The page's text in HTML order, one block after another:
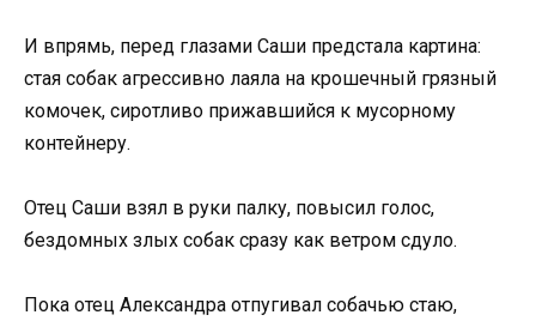
И впрямь, перед глазами Саши предстала картина:
стая собак агрессивно лаяла на крошечный грязный
комочек, сиротливо прижавшийся к мусорному
контейнеру.
Отец Саши взял в руки палку, повысил голос,
бездомных злых собак сразу как ветром сдуло.
Пока отец Александра отпугивал собачью стаю,